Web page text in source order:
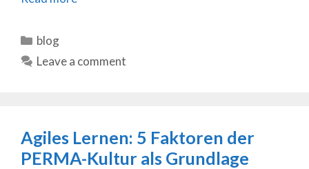
Categories
blog
Leave a comment
Agiles Lernen: 5 Faktoren der
PERMA-Kultur als Grundlage